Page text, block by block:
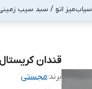
میز اتو / سبد سیب زمینی
قندان
برند:مجستی